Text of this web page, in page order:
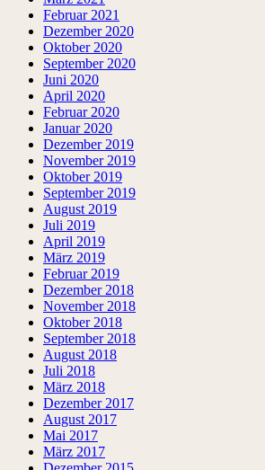
Februar 2021
Dezember 2020
Oktober 2020
September 2020
Juni 2020
April 2020
Februar 2020
Januar 2020
Dezember 2019
November 2019
Oktober 2019
September 2019
August 2019
Juli 2019
April 2019
März 2019
Februar 2019
Dezember 2018
November 2018
Oktober 2018
September 2018
August 2018
Juli 2018
März 2018
Dezember 2017
August 2017
Mai 2017
März 2017